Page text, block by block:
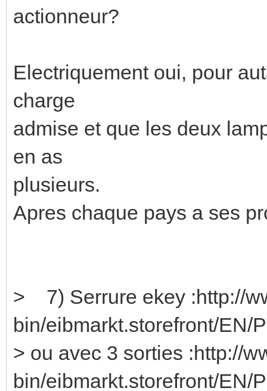
actionneur?
Electriquement oui, pour
charge
admise et que les deux
en as
plusieurs.
Apres chaque pays a ses
> 7) Serrure ekey :http://
bin/eibmarkt.storefront/EN/
> ou avec 3 sorties :http://
bin/eibmarkt.storefront/EN/